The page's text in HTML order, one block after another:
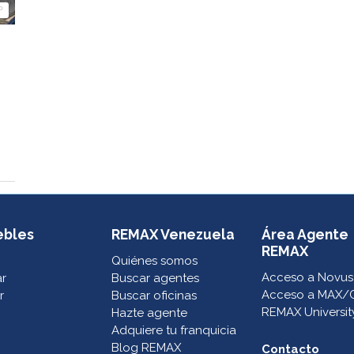
REMAX Venezuela
Quiénes somos
Buscar agentes
Buscar oficinas
Hazte agente
Adquiere tu franquicia
Blog REMAX
Área Agente
REMAX
Acceso a Novus
Acceso a MAX/
REMAX
Contacto